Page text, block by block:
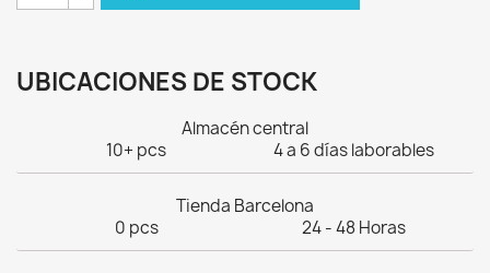
UBICACIONES DE STOCK
Almacén central
10+ pcs
4 a 6 días laborables
Tienda Barcelona
0 pcs
24 - 48 Horas